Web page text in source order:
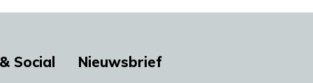
Social Nieuwsbrief